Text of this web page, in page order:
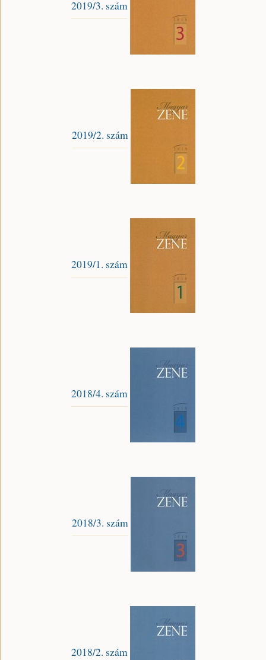
2019/3. szám
2019/2. szám
2019/1. szám
2018/4. szám
2018/3. szám
2018/2. szám